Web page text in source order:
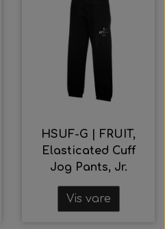
HSUF-G | FRUIT,
Elasticated Cuff
Jog Pants, Jr.
Vis vare